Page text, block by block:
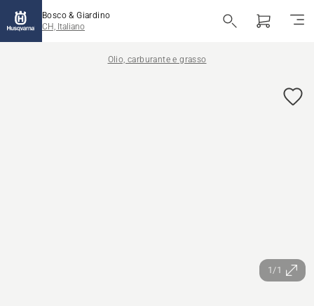
Bosco & Giardino
CH, Italiano
Olio, carburante e grasso
1/1